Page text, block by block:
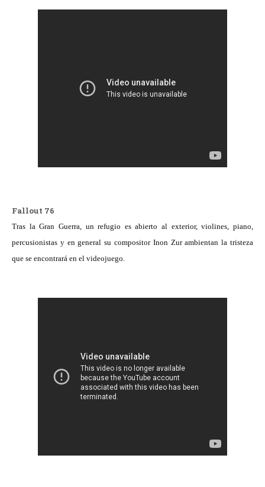
Fallout 76
Tras la Gran Guerra, un refugio es abierto al exterior, violines, piano,
percusionistas y en general su compositor Inon Zur ambientan la tristeza
que se encontrará en el videojuego.